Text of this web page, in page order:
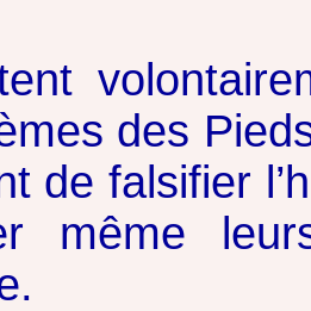
des
de falsifier
même